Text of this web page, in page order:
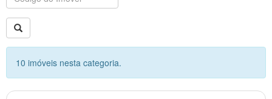
Buscar
10 imóveis nesta categoria.